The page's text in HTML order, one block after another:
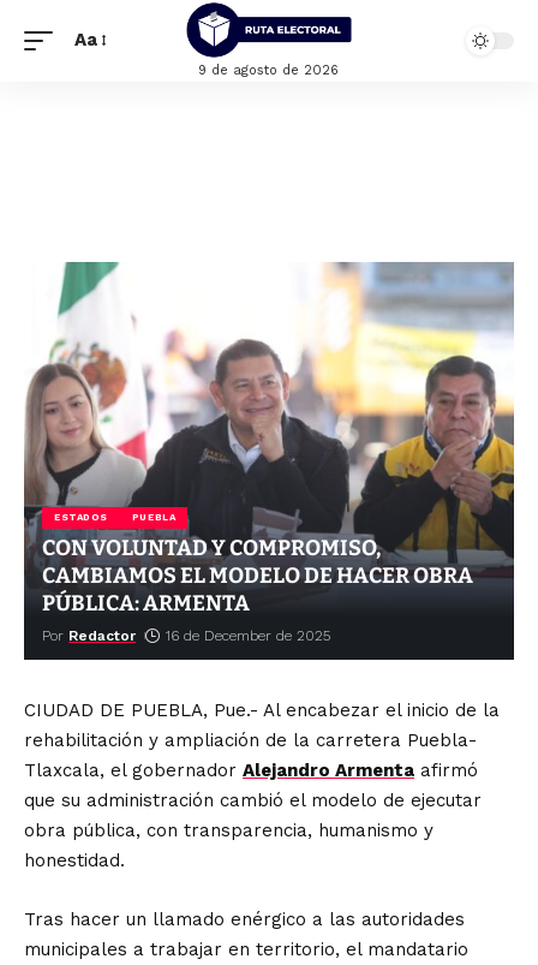
Aa
9 de agosto de 2026
ESTADOS PUEBLA
CON VOLUNTAD Y COMPROMISO,
CAMBIAMOS EL MODELO DE HACER OBRA
PÚBLICA: ARMENTA
Por Redactor 16 de December de 2025
CIUDAD DE PUEBLA, Pue.- Al encabezar el inicio de la
rehabilitación y ampliación de la carretera Puebla-
Tlaxcala, el gobernador Alejandro Armenta afirmó
que su administración cambió el modelo de ejecutar
obra pública, con transparencia, humanismo y
honestidad.
Tras hacer un llamado enérgico a las autoridades
municipales a trabajar en territorio, el mandatario